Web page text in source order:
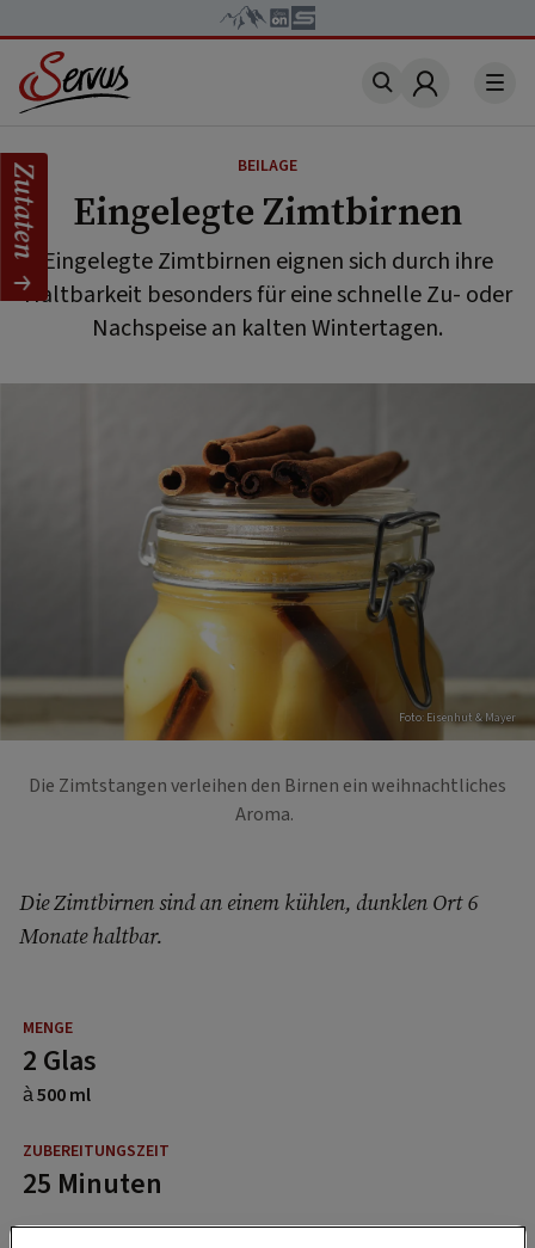
Account
BEILAGE
Eingelegte Zimtbirnen
Eingelegte Zimtbirnen eignen sich durch ihre
Haltbarkeit besonders für eine schnelle Zu- oder
Nachspeise an kalten Wintertagen.
Foto: Eisenhut & Mayer
Die Zimtstangen verleihen den Birnen ein weihnachtliches
Aroma.
Die Zimtbirnen sind an einem kühlen, dunklen Ort 6
Monate haltbar.
2 Glas
à 500 ml
25 Minuten
Zutaten